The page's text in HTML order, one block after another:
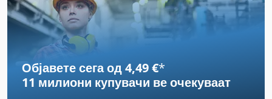
Case Ih 745 Xla
Case Ih 8930
Case Ih 9370
Case Ih Cs 94
Објавете сега од 4,49 €*
11 милиони купувачи ве очекуваат